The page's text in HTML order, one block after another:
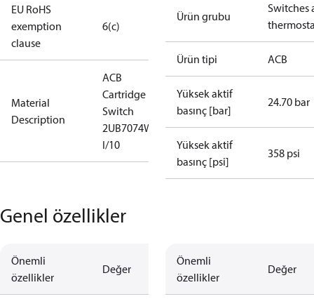
EU RoHS
exemption
clause
6(c)
Material
Description
ACB
Cartridge
Switch
2UB7074W
I/10
Ürün grubu
Switches
Ürün tipi ACB
Yüksek aktif
basınç [bar]
24.70 bar
Yüksek aktif
basınç [psi]
358 psi
Genel özellikler
Önemli
özellikler
Değer
Önemli
özellikler
Değer